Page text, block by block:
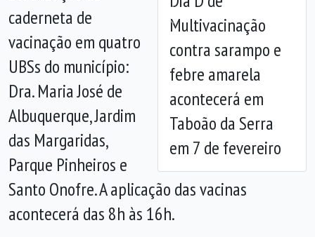
Multivacinação
contra sarampo e
febre amarela
acontecerá em
Taboão da Serra
em 7 de fevereiro
Anterior
caderneta de
vacinação em quatro
UBSs do município:
Dra. Maria José de
Albuquerque, Jardim
das Margaridas,
Parque Pinheiros e
Santo Onofre. A aplicação das vacinas
acontecerá das 8h às 16h.